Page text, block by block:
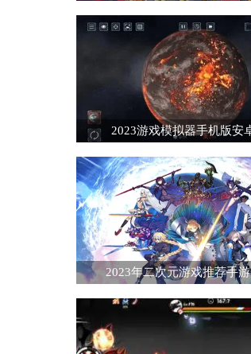
2023游戏模拟器手机版安
2023年二次元游戏推荐手